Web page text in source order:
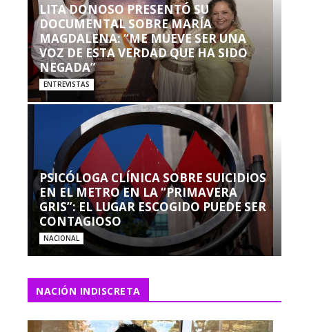
LITA DONOSO PRESENTÓ SU
DOCUMENTAL SOBRE MARÍA
MAGDALENA: “ME MUEVE SER UNA
VOZ DE ESTA VERDAD QUE HA SIDO
NEGADA”
ENTREVISTAS
PSICÓLOGA CLÍNICA SOBRE SUICIDIOS
EN EL METRO EN LA “PRIMAVERA
GRIS”: EL LUGAR ESCOGIDO PUEDE SER
CONTAGIOSO
NACIONAL
NACIÓN INDISCRETA